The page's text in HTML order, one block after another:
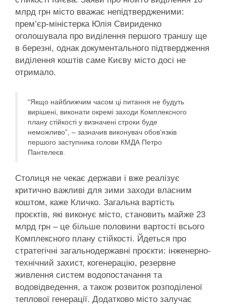
млрд грн місто вважає непідтвердженими:
прем’єр-міністерка Юлія Свириденко
оголошувала про виділення першого траншу ще
в березні, однак документального підтвердження
виділення коштів саме Києву місто досі не
отримало.
“Якщо найближчим часом ці питання не будуть
вирішені, виконати окремі заходи Комплексного
плану стійкості у визначені строки буде
неможливо”, – зазначив виконувач обов’язків
першого заступника голови КМДА Петро
Пантелеєв.
Столиця не чекає держави і вже реалізує
критично важливі для зими заходи власним
коштом, каже Кличко. Загальна вартість
проєктів, які виконує місто, становить майже 23
млрд грн – це більше половини вартості всього
Комплексного плану стійкості. Йдеться про
стратегічні загальнодержавні проєкти: інженерно-
технічний захист, когенерацію, резервне
живлення систем водопостачання та
водовідведення, а також розвиток розподіленої
теплової генерації. Додатково місто залучає